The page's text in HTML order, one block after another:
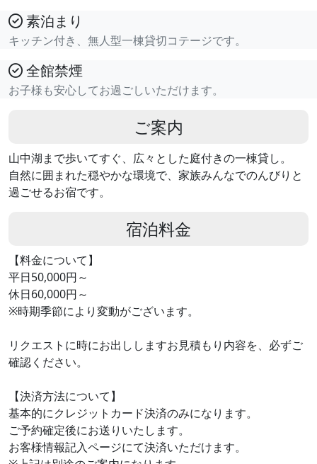
素泊まり
キッチン付き、無人型一棟貸切コテージです。
全館禁煙
お子様も安心してお過ごしいただけます。
ご案内
山中湖まで歩いてすぐ、広々とした庭付きの一棟貸し。
自然に囲まれた穏やかな環境で、家族みんなでのんびりと
過ごせるお宿です。
宿泊料金
【料金について】
平日50,000円～
休日60,000円～
※時期季節により変動がございます。
リクエストに時にお出ししますお見積もり内容を、必ずご
確認ください。
【決済方法について】
基本的にクレジットカード決済のみになります。
ご予約確定後にお送りいたします。
お客様情報記入ページにて決済いただけます。